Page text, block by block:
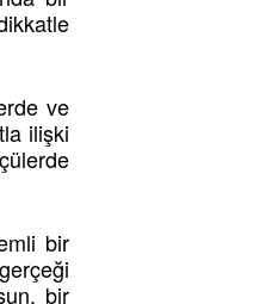
ve
ilişki
bir
bir